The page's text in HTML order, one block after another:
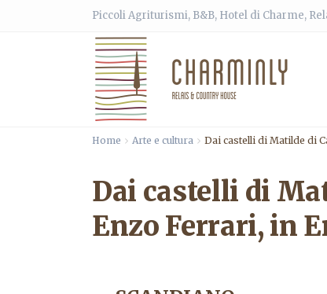
Piccoli Agriturismi, B&B, Hotel di Charme,
Home Arte e cultura Dai castelli di Matilde di
Dai castelli di
Enzo Ferrari, in